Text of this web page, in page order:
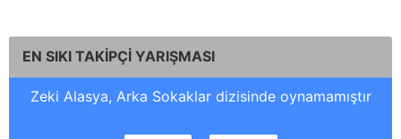
EN SIKI TAKİPÇİ YARIŞMASI
Zeki Alasya, Arka Sokaklar dizisinde oynamamıştır